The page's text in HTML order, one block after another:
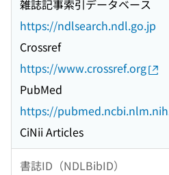
雑誌記事索引データベース
https://ndlsearch.ndl.go.jp
Crossref
https://www.crossref.org
PubMed
https://
CiNii Articles
書誌ID（NDLBibID）